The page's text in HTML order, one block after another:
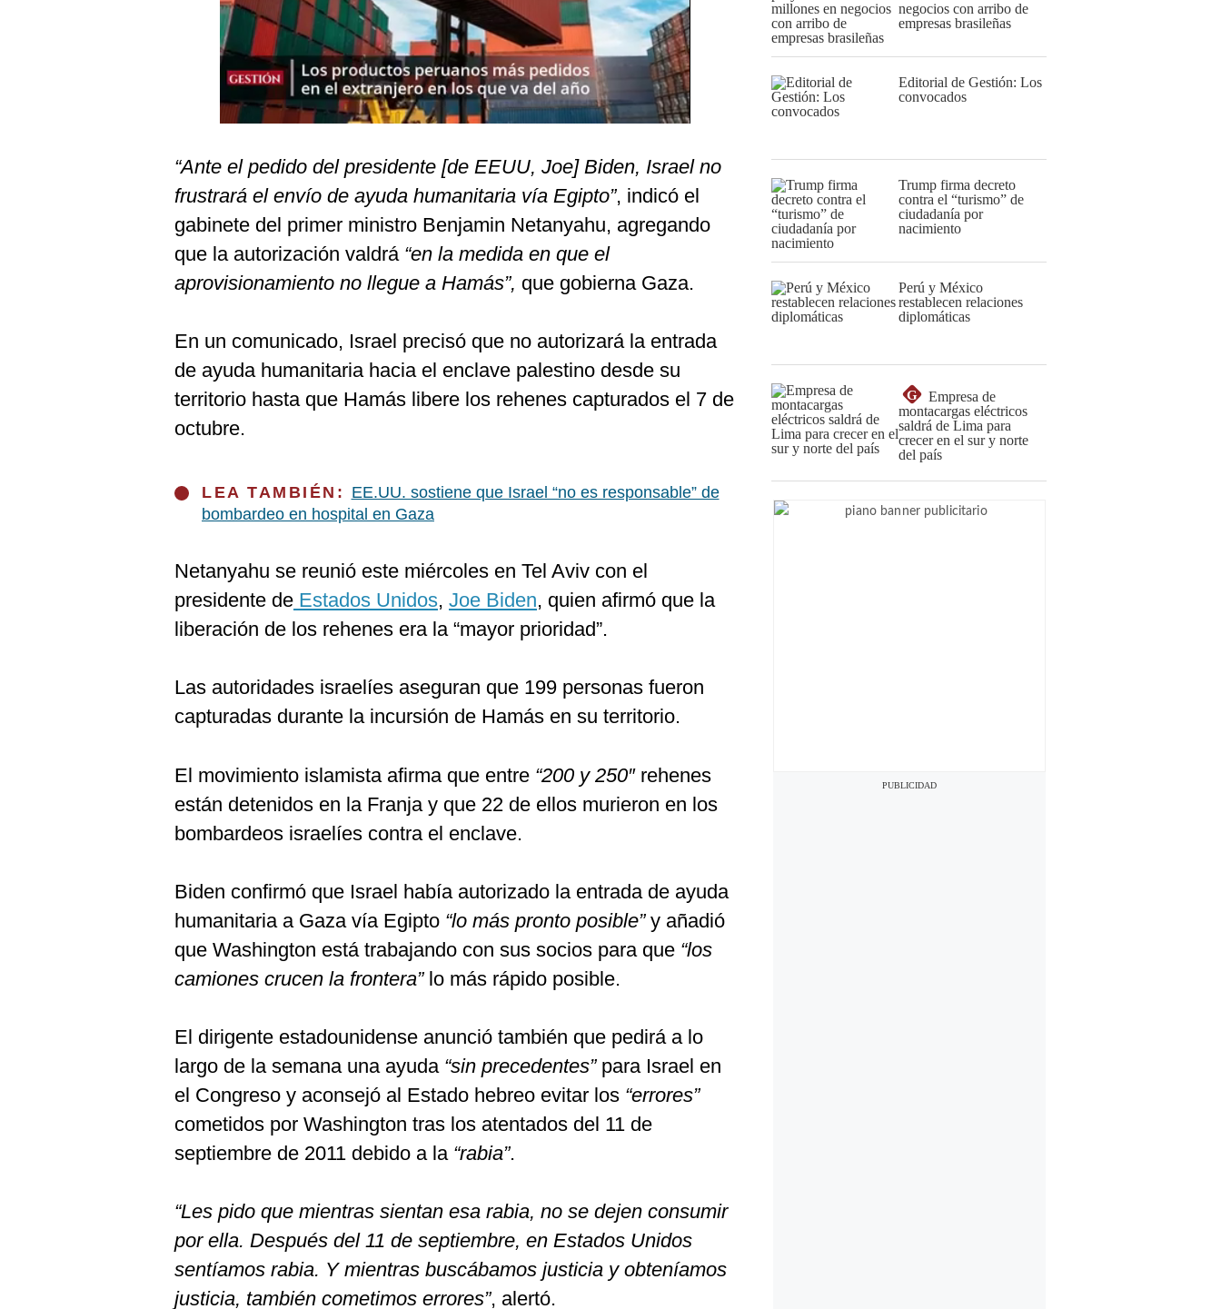
“Ante el pedido del presidente [de EEUU, Joe] Biden, Israel no
frustrará el envío de ayuda humanitaria vía Egipto”, indicó el
gabinete del primer ministro Benjamin Netanyahu, agregando
que la autorización valdrá“en la medida en que el
aprovisionamiento no llegue a Hamás”, que gobierna Gaza.
En un comunicado, Israel precisó que no autorizará la entrada
de ayuda humanitaria hacia el enclave palestino desde su
territorio hasta que Hamás libere los rehenes capturados el 7 de
octubre.
LEA TAMBIÉN: EE.UU. sostiene que Israel “no es responsable” de
bombardeo en hospital en Gaza
Netanyahu se reunió este miércoles en Tel Aviv con el
presidente de Estados Unidos, Joe Biden, quien afirmó que la
liberación de los rehenes era la “mayor prioridad”.
Las autoridades israelíes aseguran que 199 personas fueron
capturadas durante la incursión de Hamás en su territorio.
El movimiento islamista afirma que entre “200 y 250″rehenes
están detenidos en la Franja y que 22 de ellos murieron en los
bombardeos israelíes contra el enclave.
Biden confirmó que Israel había autorizado la entrada de ayuda
humanitaria a Gaza vía Egipto “lo más pronto posible” y añadió
que Washington está trabajando con sus socios para que “los
camiones crucen la frontera” lo más rápido posible.
El dirigente estadounidense anunció también que pedirá a lo
largo de la semana una ayuda“sin precedentes”para Israel en
el Congreso y aconsejó al Estado hebreo evitar los “errores”
cometidos por Washington tras los atentados del 11 de
septiembre de 2011 debido a la“rabia”.
“Les pido que mientras sientan esa rabia, no se dejen consumir
por ella. Después del 11 de septiembre, en Estados Unidos
sentíamos rabia. Y mientras buscábamos justicia y obteníamos
justicia, también cometimos errores”, alertó.
negocios con arribo de
empresas brasileñas
Editorial de Gestión: Los
convocados
Trump firma decreto
contra el “turismo” de
ciudadanía por
nacimiento
Perú y México
restablecen relaciones
diplomáticas
G
Empresa de
montacargas eléctricos
saldrá de Lima para
crecer en el sur y norte
del país